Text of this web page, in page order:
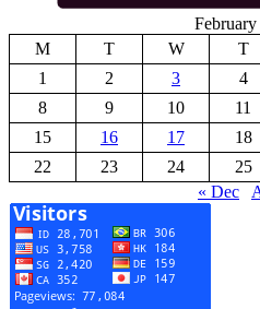
February
M
T W T
1
2 3 4
8
9 10 11
15
16 17 18
22
23 24 25
« Dec